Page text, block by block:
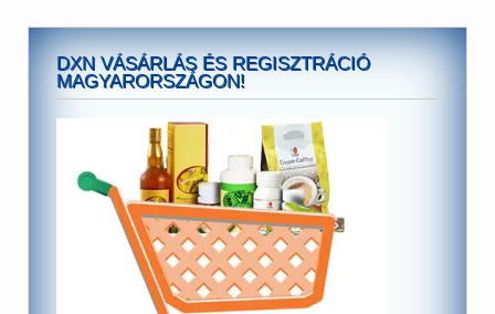
DXN VÁSÁRLÁS ÉS REGISZTRÁCIÓ
MAGYARORSZÁGON!